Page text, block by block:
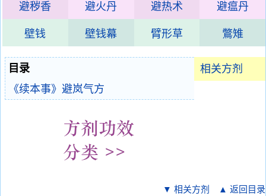
避秽香 避火丹 避热术 避瘟丹
壁钱 壁钱幕 臂形草 鷩雉
相关方剂
目录
《续本事》避岚气方
▼ 相关方剂 ▲ 返回目录